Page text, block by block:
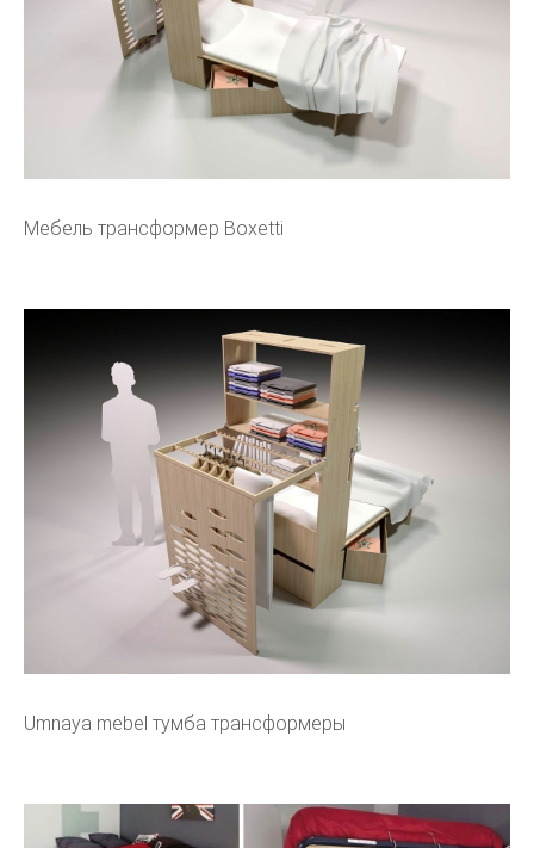
Мебель трансформер Boxetti
Umnaya mebel тумба трансформеры